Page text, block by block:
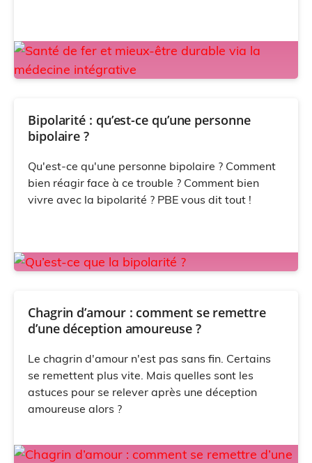
Bipolarité : qu’est-ce qu’une personne
bipolaire ?
Qu'est-ce qu'une personne bipolaire ? Comment
bien réagir face à ce trouble ? Comment bien
vivre avec la bipolarité ? PBE vous dit tout !
Chagrin d’amour : comment se remettre
d’une déception amoureuse ?
Le chagrin d'amour n'est pas sans fin. Certains
se remettent plus vite. Mais quelles sont les
astuces pour se relever après une déception
amoureuse alors ?